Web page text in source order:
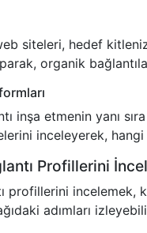
siteleri, hedef
organik
inşa etmenin yanı
inceleyerek,
Profillerini
profillerini incelemek,
adımları